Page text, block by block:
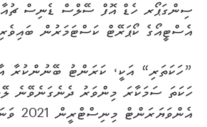
ސިންގަޕޯރ ހެޑް އޮފް ސޭލްސް ޑެނިސް
އެސްޓީއޯގެ ކޯޕަރޭޓް ކަސްޓަމަރުން
”ހަކަތަރި“ އަކީ، ކަރަންޓު ބޭނުންކުރާ
ހަކަތަ ސަމަކާރަ މިންވަރު ދެނެގަނެވޭނެ